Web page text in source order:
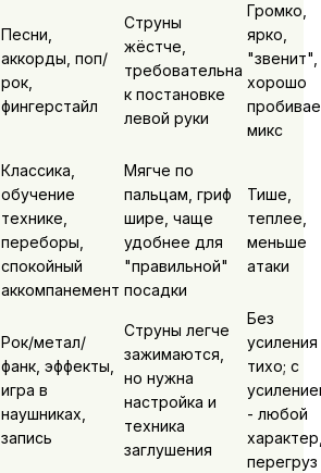
Песни,
аккорды, поп/
рок,
фингерстайл
Струны
жёстче,
требовательна
к постановке
левой руки
Громко,
ярко,
"звенит",
хорошо
микс
Классика,
обучение
технике,
переборы,
спокойный
аккомпанемент
Мягче по
пальцам, гриф
шире, чаще
удобнее для
"правильной"
посадки
Тише,
теплее,
меньше
атаки
Рок/метал/
фанк, эффекты,
игра в
наушниках,
запись
Струны легче
зажимаются,
но нужна
настройка и
техника
заглушения
Без
усиления
тихо; с
- любой
перегруз